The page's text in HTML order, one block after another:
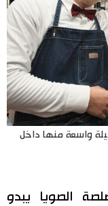
واسعة منها داخل
الصويا يبدو